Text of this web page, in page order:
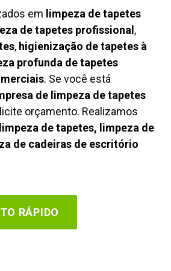
em limpeza de tapetes
de tapetes profissional ,
, higienização de tapetes à
profunda de tapetes
. Se você está
de limpeza de tapetes
orçamento. Realizamos
de tapetes, limpeza de
de cadeiras de escritório
RÁPIDO